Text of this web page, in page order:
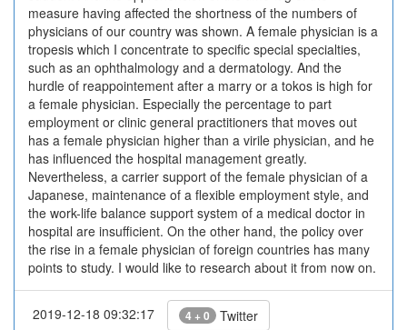
measure having affected the shortness of the numbers of
physicians of our country was shown. A female physician is a
tropesis which I concentrate to specific special specialties,
such as an ophthalmology and a dermatology. And the
hurdle of reappointement after a marry or a tokos is high for
a female physician. Especially the percentage to part
employment or clinic general practitioners that moves out
has a female physician higher than a virile physician, and he
has influenced the hospital management greatly.
Nevertheless, a carrier support of the female physician of a
Japanese, maintenance of a flexible employment style, and
the work-life balance support system of a medical doctor in
hospital are insufficient. On the other hand, the policy over
the rise in a female physician of foreign countries has many
points to study. I would like to research about it from now on.
2019-12-18 09:32:17 4 + 0 Twitter